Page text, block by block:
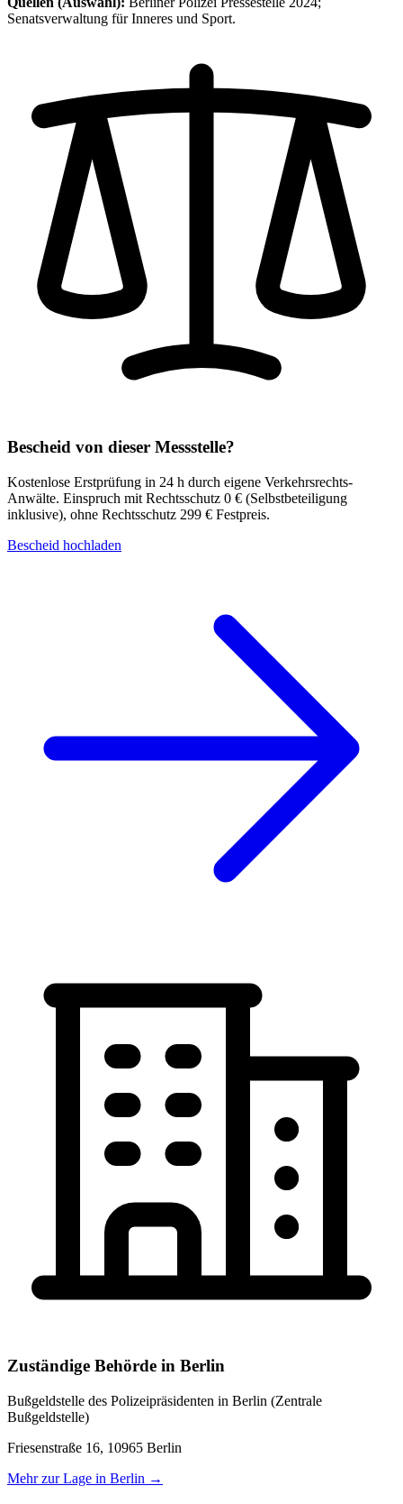
Senatsverwaltung für Inneres und Sport.
Bescheid von dieser Messstelle?
Kostenlose Erstprüfung in 24 h durch eigene Verkehrsrechts-
Anwälte. Einspruch mit Rechtsschutz 0 € (Selbstbeteiligung
inklusive), ohne Rechtsschutz 299 € Festpreis.
Bescheid hochladen
Zuständige Behörde in Berlin
Bußgeldstelle des Polizeipräsidenten in Berlin (Zentrale
Bußgeldstelle)
Friesenstraße 16, 10965 Berlin
Mehr zur Lage in Berlin →